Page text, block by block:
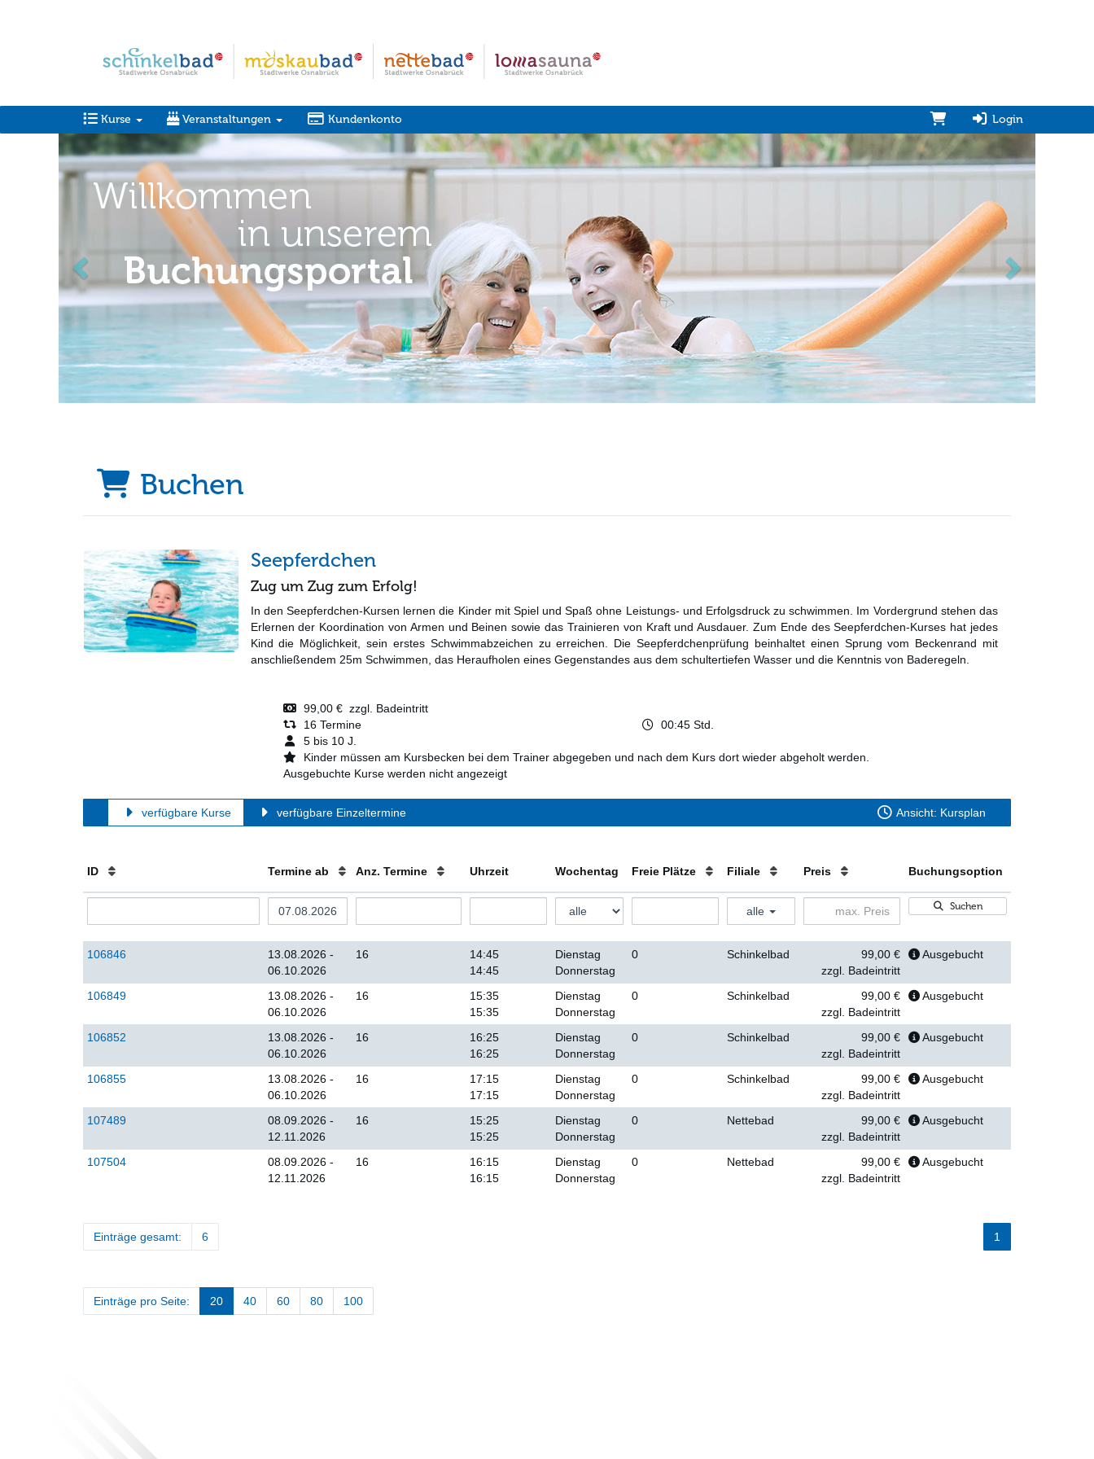
Kurse Veranstaltungen Kundenkonto Login
vorwärts
Buchen
Seepferdchen
Zug um Zug zum Erfolg!
In den Seepferdchen-Kursen lernen die Kinder mit Spiel und Spaß ohne Leistungs- und Erfolgsdruck zu schwimmen. Im Vordergrund stehen das
Erlernen der Koordination von Armen und Beinen sowie das Trainieren von Kraft und Ausdauer. Zum Ende des Seepferdchen-Kurses hat jedes
Kind die Möglichkeit, sein erstes Schwimmabzeichen zu erreichen. Die Seepferdchenprüfung beinhaltet einen Sprung vom Beckenrand mit
anschließendem 25m Schwimmen, das Heraufholen eines Gegenstandes aus dem schultertiefen Wasser und die Kenntnis von Baderegeln.
99,00 € zzgl. Badeintritt
16 Termine
00:45 Std.
5 bis 10 J.
Kinder müssen am Kursbecken bei dem Trainer abgegeben und nach dem Kurs dort wieder abgeholt werden.
Ausgebuchte Kurse werden nicht angezeigt
verfügbare Kurse verfügbare Einzeltermine Ansicht: Kursplan
ID Termine ab Anz. Termine Uhrzeit Wochentag Freie Plätze Filiale Preis Buchungsoption
alle Suchen
106846
13.08.2026 -
06.10.2026
16
14:45
14:45
Dienstag
Donnerstag
0 Schinkelbad
99,00 €
zzgl. Badeintritt
Ausgebucht
106849
13.08.2026 -
06.10.2026
16
15:35
15:35
Dienstag
Donnerstag
0 Schinkelbad
99,00 €
zzgl. Badeintritt
Ausgebucht
106852
13.08.2026 -
06.10.2026
16
16:25
16:25
Dienstag
Donnerstag
0 Schinkelbad
99,00 €
zzgl. Badeintritt
Ausgebucht
106855
13.08.2026 -
06.10.2026
16
17:15
17:15
Dienstag
Donnerstag
0 Schinkelbad
99,00 €
zzgl. Badeintritt
Ausgebucht
107489
08.09.2026 -
12.11.2026
16
15:25
15:25
Dienstag
Donnerstag
0 Nettebad
99,00 €
zzgl. Badeintritt
Ausgebucht
107504
08.09.2026 -
12.11.2026
16
16:15
16:15
Dienstag
Donnerstag
0 Nettebad
99,00 €
zzgl. Badeintritt
Ausgebucht
1
Einträge gesamt: 6
Einträge pro Seite: 20 40 60 80 100